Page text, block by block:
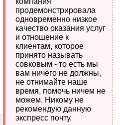
продемонстрировала
одновременно низкое
качество оказания услуг
и отношение к
клиентам, которое
принято называть
совковым - то есть мы
вам ничего не должны,
не отнимайте наше
время, помочь ничем не
можем. Никому не
рекомендую данную
экспресс почту.